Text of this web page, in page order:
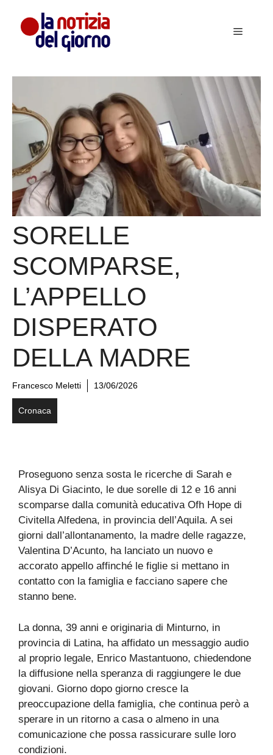
contenuto
Menu
SORELLE
SCOMPARSE,
L’APPELLO
DISPERATO
DELLA MADRE
Francesco Meletti 13/06/2026
Cronaca
Proseguono senza sosta le ricerche di Sarah e
Alisya Di Giacinto, le due sorelle di 12 e 16 anni
scomparse dalla comunità educativa Ofh Hope di
Civitella Alfedena, in provincia dell’Aquila. A sei
giorni dall’allontanamento, la madre delle ragazze,
Valentina D’Acunto, ha lanciato un nuovo e
accorato appello affinché le figlie si mettano in
contatto con la famiglia e facciano sapere che
stanno bene.
La donna, 39 anni e originaria di Minturno, in
provincia di Latina, ha affidato un messaggio audio
al proprio legale, Enrico Mastantuono, chiedendone
la diffusione nella speranza di raggiungere le due
giovani. Giorno dopo giorno cresce la
preoccupazione della famiglia, che continua però a
sperare in un ritorno a casa o almeno in una
comunicazione che possa rassicurare sulle loro
condizioni.